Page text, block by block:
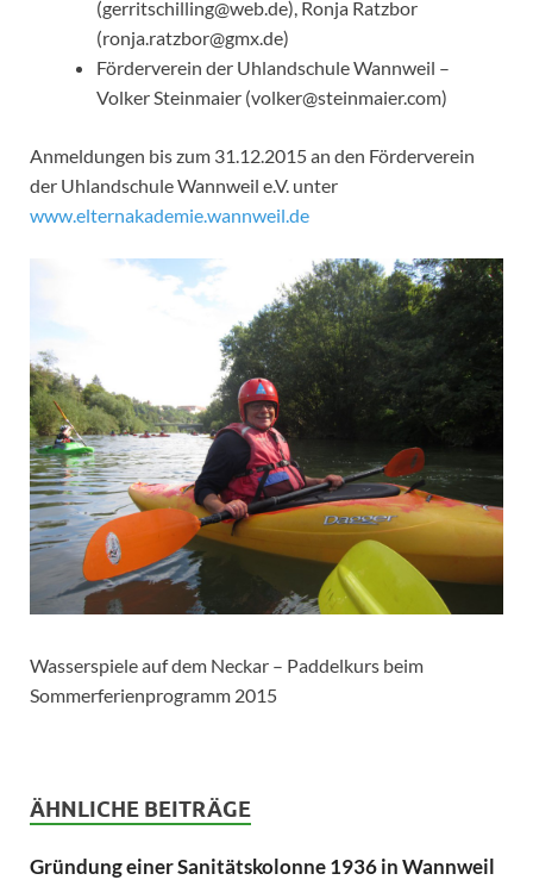
(gerritschilling@web.de), Ronja Ratzbor
(ronja.ratzbor@gmx.de)
Förderverein der Uhlandschule Wannweil –
Volker Steinmaier (volker@steinmaier.com)
Anmeldungen bis zum 31.12.2015 an den Förderverein
der Uhlandschule Wannweil e.V. unter
www.elternakademie.wannweil.de
Wasserspiele auf dem Neckar – Paddelkurs beim
Sommerferienprogramm 2015
ÄHNLICHE BEITRÄGE
Gründung einer Sanitätskolonne 1936 in Wannweil